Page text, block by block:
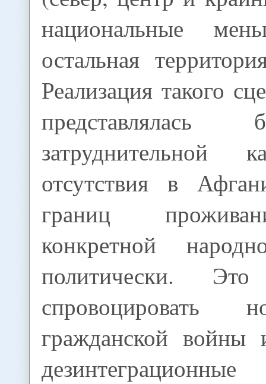
национальные
остальная
Реализация такого
отсутствия в
границ
конкретной
политически.
спровоцировать
гражданской войны